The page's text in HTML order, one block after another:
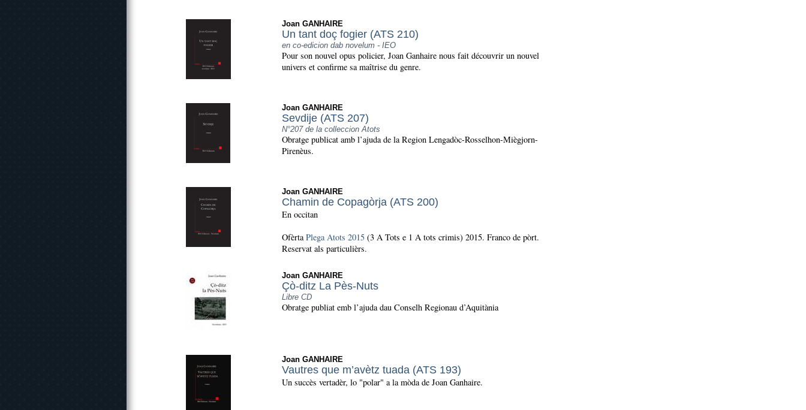
Joan GANHAIRE
Un tant doç fogier (ATS 210)
en co-edicion dab novelum - IEO
Pour son nouvel opus policier, Joan Ganhaire nous fait découvrir un nouvel
univers et confirme sa maîtrise du genre.
Joan GANHAIRE
Sevdije (ATS 207)
N°207 de la colleccion Atots
Obratge publicat amb l’ajuda de la Region Lengadòc-Rosselhon-Miègjorn-
Pirenèus.
Joan GANHAIRE
Chamin de Copagòrja (ATS 200)
En occitan
OfèrtaPlega Atots 2015 (3 A Tots e 1 A tots crimis) 2015. Franco de pòrt.
Reservat als particulièrs.
Joan GANHAIRE
Çò-ditz La Pès-Nuts
Libre CD
Obratge publiat emb l’ajuda dau Conselh Regionau d’Aquitània
Joan GANHAIRE
Vautres que m’avètz tuada (ATS 193)
Un succès vertadèr, lo "polar" a la mòda de Joan Ganhaire.